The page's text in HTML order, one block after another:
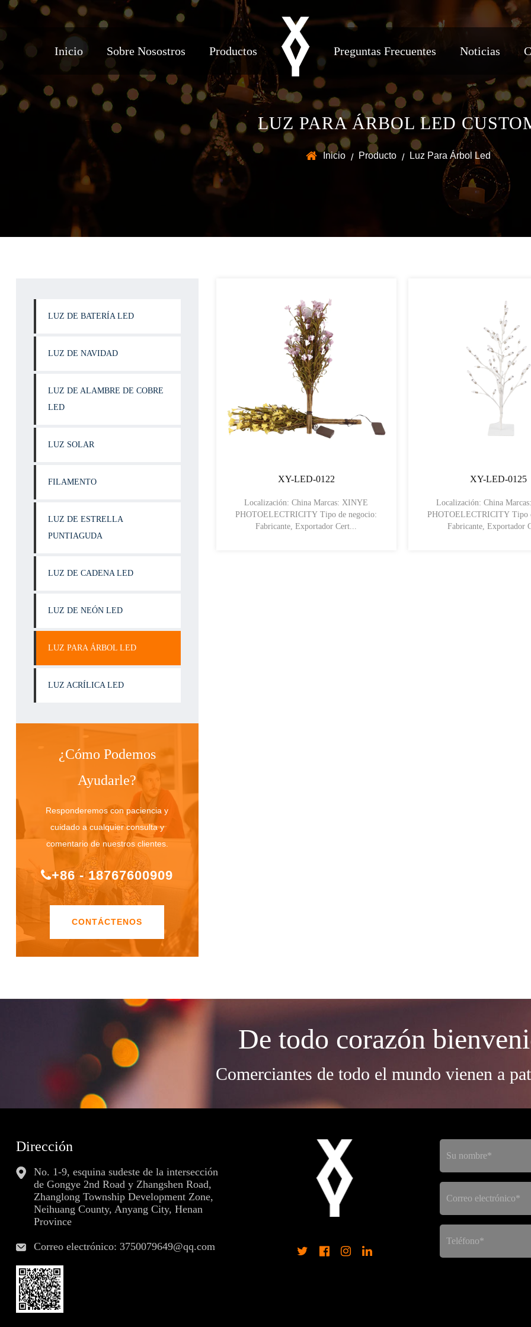
Inicio Sobre Nosostros Productos Preguntas Frecuentes Noticias
LUZ PARA ÁRBOL LED
Inicio / Producto / Luz Para Árbol Led
LUZ DE BATERÍA LED
LUZ DE NAVIDAD
LUZ DE ALAMBRE DE COBRE
LED
LUZ SOLAR
FILAMENTO
LUZ DE ESTRELLA
PUNTIAGUDA
LUZ DE CADENA LED
LUZ DE NEÓN LED
LUZ PARA ÁRBOL LED
LUZ ACRÍLICA LED
¿Cómo Podemos
Ayudarle?
Responderemos con paciencia y
cuidado a cualquier consulta y
comentario de nuestros clientes.
+86 - 18767600909
CONTÁCTENOS
XY-LED-0122
Localización: China Marcas: XINYE
PHOTOELECTRICITY Tipo de negocio:
Fabricante, Exportador Cert...
XY-LED-0125
Localización: China
PHOTOELECTRICITY Tipo de negocio:
Fabricante, Exportador
De todo corazón
Comerciantes de todo el mundo vienen a
Dirección
No. 1-9, esquina sudeste de la intersección
de Gongye 2nd Road y Zhangshen Road,
Zhanglong Township Development Zone,
Neihuang County, Anyang City, Henan
Province
Correo electrónico: 3750079649@qq.com